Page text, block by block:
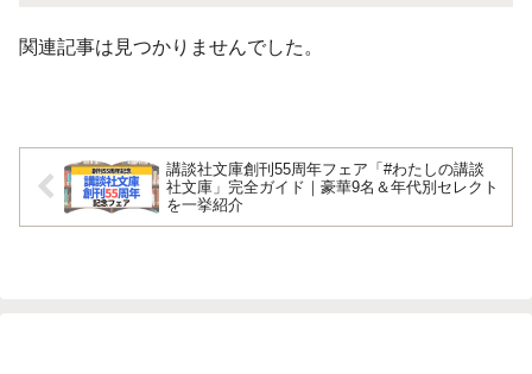
関連記事は見つかりませんでした。
講談社文庫創刊55周年フェア「#わたしの講談
社文庫」完全ガイド｜豪華9名＆年代別セレクト
を一挙紹介